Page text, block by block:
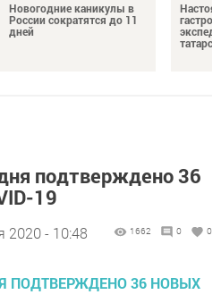
Новогодние каникулы в
России сократятся до 11
дней
подтверждено 36
19
2020 - 10:48 1662 0 0